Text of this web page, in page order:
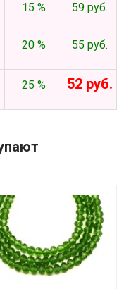
15 % 59 руб.
20 % 55 руб.
25 % 52 руб.